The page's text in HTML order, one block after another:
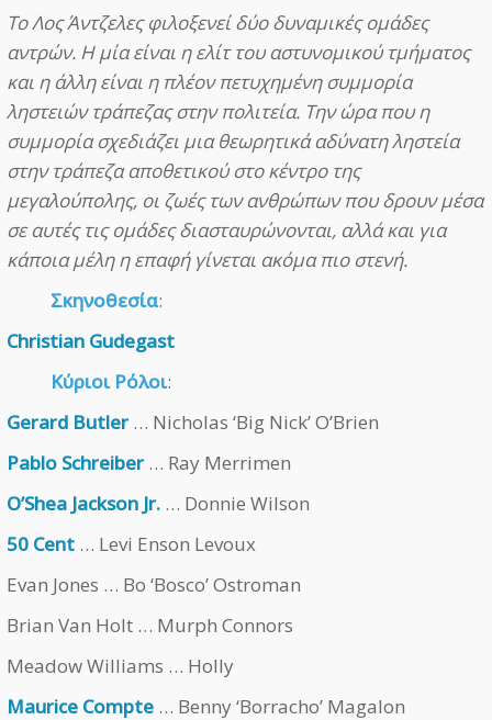
Το Λος Άντζελες φιλοξενεί δύο δυναμικές ομάδες
αντρών. Η μία είναι η ελίτ του αστυνομικού τμήματος
και η άλλη είναι η πλέον πετυχημένη συμμορία
ληστειών τράπεζας στην πολιτεία. Την ώρα που η
συμμορία σχεδιάζει μια θεωρητικά αδύνατη ληστεία
στην τράπεζα αποθετικού στο κέντρο της
μεγαλούπολης, οι ζωές των ανθρώπων που δρουν μέσα
σε αυτές τις ομάδες διασταυρώνονται, αλλά και για
κάποια μέλη η επαφή γίνεται ακόμα πιο στενή.
Σκηνοθεσία:
Christian Gudegast
Κύριοι Ρόλοι:
Gerard Butler … Nicholas ‘Big Nick’ O’Brien
Pablo Schreiber … Ray Merrimen
O’Shea Jackson Jr. … Donnie Wilson
50 Cent … Levi Enson Levoux
Evan Jones … Bo ‘Bosco’ Ostroman
Brian Van Holt … Murph Connors
Meadow Williams … Holly
Maurice Compte … Benny ‘Borracho’ Magalon